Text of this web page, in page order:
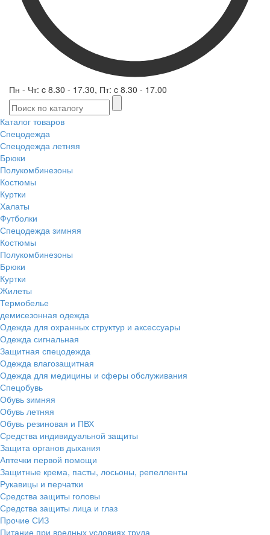
Пн - Чт: c 8.30 - 17.30, Пт: c 8.30 - 17.00
Каталог товаров
Спецодежда
Спецодежда летняя
Брюки
Полукомбинезоны
Костюмы
Куртки
Халаты
Футболки
Спецодежда зимняя
Костюмы
Полукомбинезоны
Брюки
Куртки
Жилеты
Термобелье
демисезонная одежда
Одежда для охранных структур и аксессуары
Одежда сигнальная
Защитная спецодежда
Одежда влагозащитная
Одежда для медицины и сферы обслуживания
Спецобувь
Обувь зимняя
Обувь летняя
Обувь резиновая и ПВХ
Средства индивидуальной защиты
Защита органов дыхания
Аптечки первой помощи
Защитные крема, пасты, лосьоны, репелленты
Рукавицы и перчатки
Средства защиты головы
Средства защиты лица и глаз
Прочие СИЗ
Питание при вредных условиях труда